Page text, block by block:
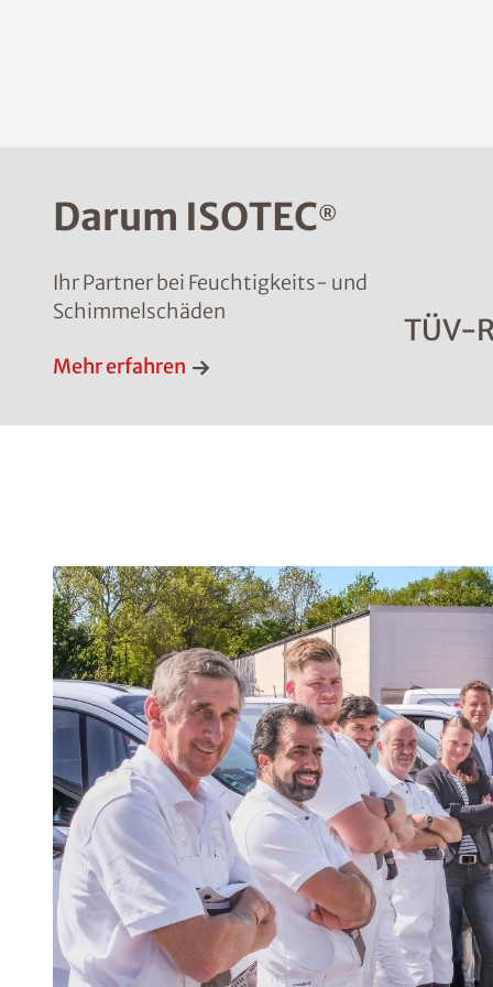
Darum ISOTEC®
Ihr Partner bei Feuchtigkeits- und
Schimmelschäden
Mehr erfahren
TÜV-